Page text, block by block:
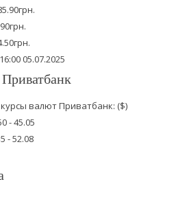
05.07.2025
валют Приватбанк: ($)
- 45.05
- 52.08